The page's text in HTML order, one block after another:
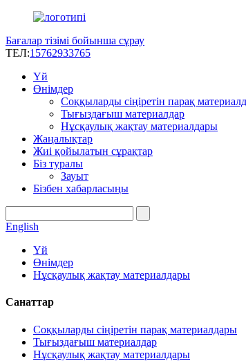
Бағалар тізімі бойынша сұрау
ТЕЛ:15762933765
Үй
Өнімдер
Соққыларды сіңіретін парақ
Тығыздағыш материалдар
Нұсқаулық жақтау материалдары
Жаңалықтар
Жиі қойылатын сұрақтар
Біз туралы
Зауыт
Бізбен хабарласыңы
English
Үй
Өнімдер
Нұсқаулық жақтау материалдары
Санаттар
Соққыларды сіңіретін парақ материалдары
Тығыздағыш материалдар
Нұсқаулық жақтау материалдары